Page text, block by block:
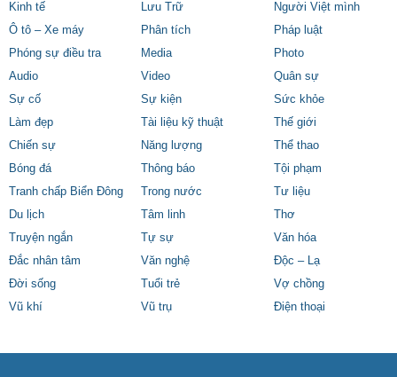
Kinh tế
Lưu Trữ
Người Việt mình
Ô tô – Xe máy
Phân tích
Pháp luật
Phóng sự điều tra
Media
Photo
Audio
Video
Quân sự
Sự cố
Sự kiện
Sức khỏe
Làm đẹp
Tài liệu kỹ thuật
Thế giới
Chiến sự
Năng lượng
Thể thao
Bóng đá
Thông báo
Tội phạm
Tranh chấp Biển Đông
Trong nước
Tư liệu
Du lịch
Tâm linh
Thơ
Truyện ngắn
Tự sự
Văn hóa
Đắc nhân tâm
Văn nghệ
Độc – Lạ
Đời sống
Tuổi trẻ
Vợ chồng
Vũ khí
Vũ trụ Điện thoại